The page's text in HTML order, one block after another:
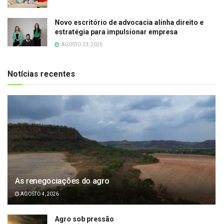
Novo escritório de advocacia alinha direito e
estratégia para impulsionar empresa
AGOSTO 23, 2025
Notícias recentes
As renegociações do agro
AGOSTO 4, 2026
Agro sob pressão